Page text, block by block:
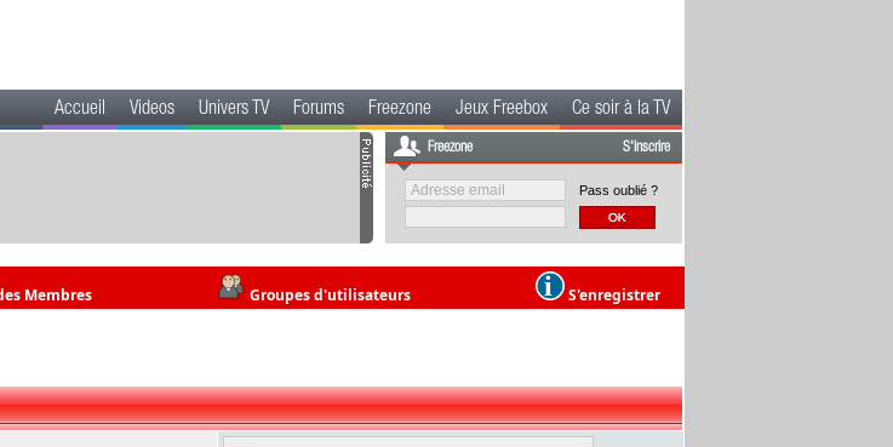
Accueil Videos Univers TV Forums Freezone Jeux Freebox Ce soir à la TV
Freezone S'inscrire
Pass oublié ?
Membres Groupes d'utilisateurs S'enregistrer